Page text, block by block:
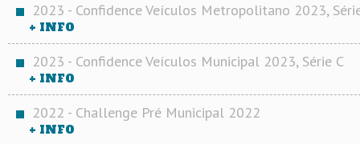
2023 - Confidence Veículos Metropolitano 2023,
+ INFO
2023 - Confidence Veículos Municipal 2023, Série C
+ INFO
2022 - Challenge Pré Municipal 2022
+ INFO